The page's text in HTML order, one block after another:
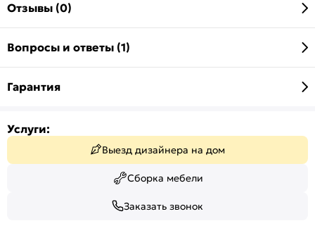
Отзывы (0)
Вопросы и ответы (1)
Гарантия
Услуги:
Выезд дизайнера на дом
Сборка мебели
Заказать звонок